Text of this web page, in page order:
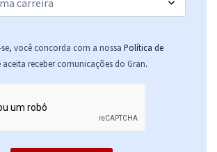
você concorda com a nossa Política de
aceita receber comunicações do Gran.